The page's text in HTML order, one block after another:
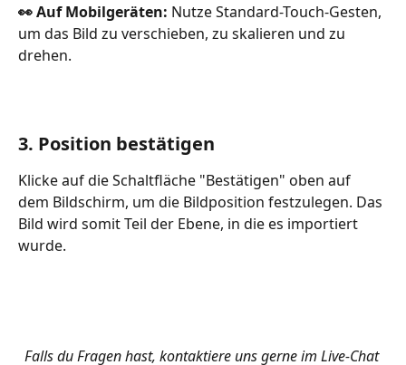
👀 Auf Mobilgeräten: Nutze Standard-Touch-Gesten,
um das Bild zu verschieben, zu skalieren und zu
drehen.
3. Position bestätigen
Klicke auf die Schaltfläche "Bestätigen" oben auf
dem Bildschirm, um die Bildposition festzulegen. Das
Bild wird somit Teil der Ebene, in die es importiert
wurde.
Falls du Fragen hast, kontaktiere uns gerne im Live-Chat